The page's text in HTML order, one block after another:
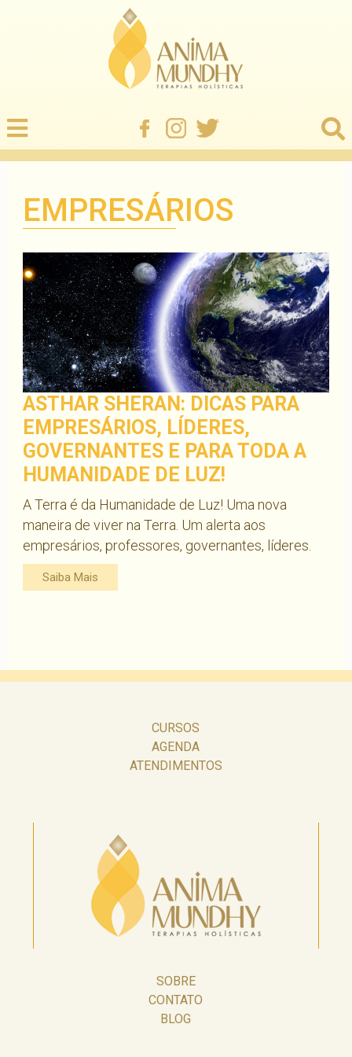
EMPRESÁRIOS
ASTHAR SHERAN: DICAS PARA
EMPRESÁRIOS, LÍDERES,
GOVERNANTES E PARA TODA A
HUMANIDADE DE LUZ!
A Terra é da Humanidade de Luz! Uma nova
maneira de viver na Terra. Um alerta aos
empresários, professores, governantes, líderes.
Saiba Mais
CURSOS
AGENDA
ATENDIMENTOS
SOBRE
CONTATO
BLOG